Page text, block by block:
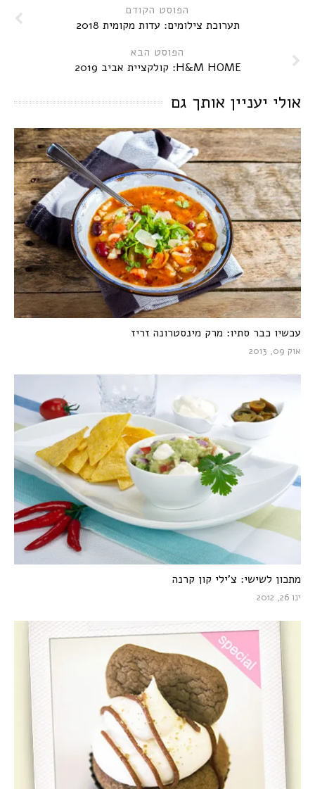
הפוסט הקודם
תערוכת צילומים: עדות מקומית 2018
הפוסט הבא
H&M HOME: קולקציית אביב 2019
אולי יעניין אותך גם
עכשיו כבר סתיו: מרק מינסטרונה זריז
אוק 09, 2013
מתכון לשישי: צ’ילי קון קרנה
ינו 26, 2012